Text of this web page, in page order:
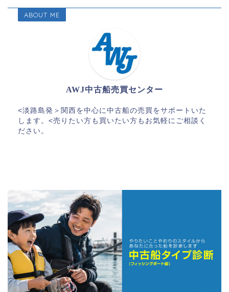
ABOUT ME
AWJ中古船売買センター
<淡路島発＞関西を中心に中古船の売買をサポートいた
します。<売りたい方も買いたい方もお気軽にご相談く
ださい。